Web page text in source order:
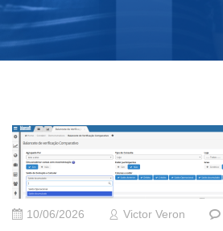
10/06/2026 Victor Veron